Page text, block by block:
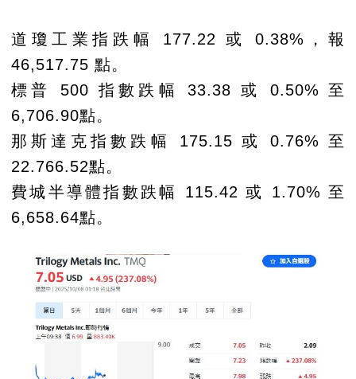
道瓊工業指跌幅 177.22 或 0.38%，報
46,517.75 點。
標普 500 指數跌幅 33.38 或 0.50% 至
6,706.90點。
那斯達克指數跌幅 175.15 或 0.76% 至
22.766.52點。
費城半導體指數跌幅 115.42 或 1.70% 至
6,658.64點。